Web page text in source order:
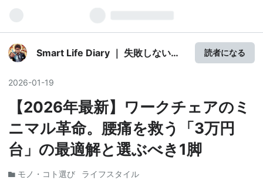
Smart Life Diary ｜ 失敗しない買
読者になる
2026-01-19
【2026年最新】ワークチェアのミ
ニマル革命。腰痛を救う「3万円
台」の最適解と選ぶべき1脚
モノ・コト選び ライフスタイル